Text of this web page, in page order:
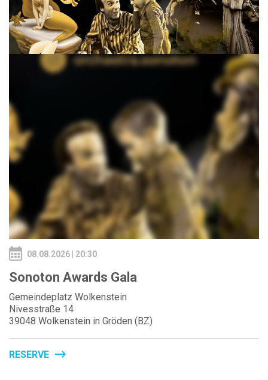
08.08.2026 | 20:30
Sonoton Awards Gala
Gemeindeplatz Wolkenstein
Nivesstraße 14
39048 Wolkenstein in Gröden (BZ)
RESERVE